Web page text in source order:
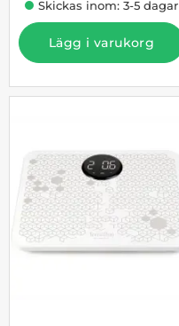
Skickas inom: 3-5 dagar
Lägg i varukorg